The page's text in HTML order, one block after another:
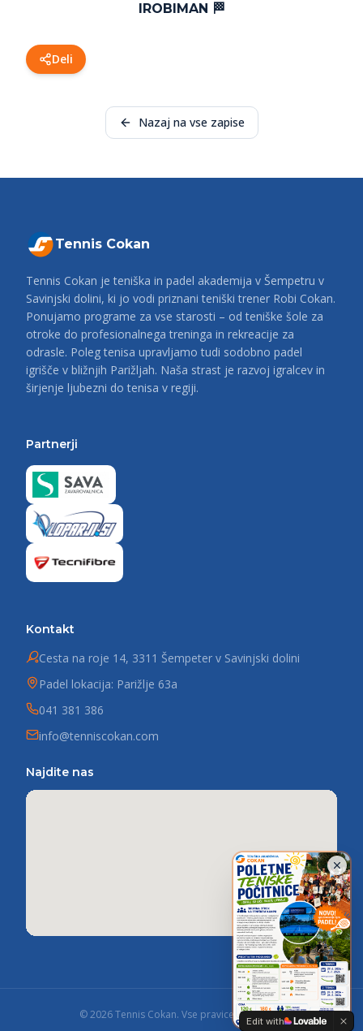
IROBIMAN 🏁
Deli
Nazaj na vse zapise
Tennis Cokan
Tennis Cokan je teniška in padel akademija v Šempetru v
Savinjski dolini, ki jo vodi priznani teniški trener Robi Cokan.
Ponujamo programe za vse starosti – od teniške šole za
otroke do profesionalnega treninga in rekreacije za
odrasle. Poleg tenisa upravljamo tudi sodobno padel
igrišče v bližnjih Parižljah. Naša strast je razvoj igralcev in
širjenje ljubezni do tenisa v regiji.
Partnerji
Kontakt
Cesta na roje 14, 3311 Šempeter v Savinjski dolini
Padel lokacija: Parižlje 63a
041 381 386
info@tenniscokan.com
Najdite nas
©2026Tennis Cokan. Vse pravice pridržane.
Edit with